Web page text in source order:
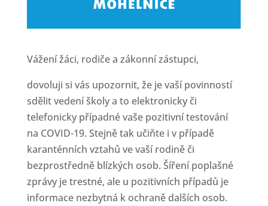
Vážení žáci, rodiče a zákonní zástupci,
dovoluji si vás upozornit, že je vaší povinností
sdělit vedení školy a to elektronicky či
telefonicky případné vaše pozitivní testování
na COVID-19. Stejně tak učiňte i v případě
karanténních vztahů ve vaší rodině či
bezprostředně blízkých osob. Šíření poplašné
zprávy je trestné, ale u pozitivních případů je
informace nezbytná k ochraně dalších osob.